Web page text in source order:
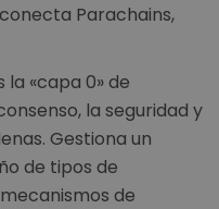
Parachains,
«capa 0» de
la seguridad y
Gestiona un
de tipos de
de